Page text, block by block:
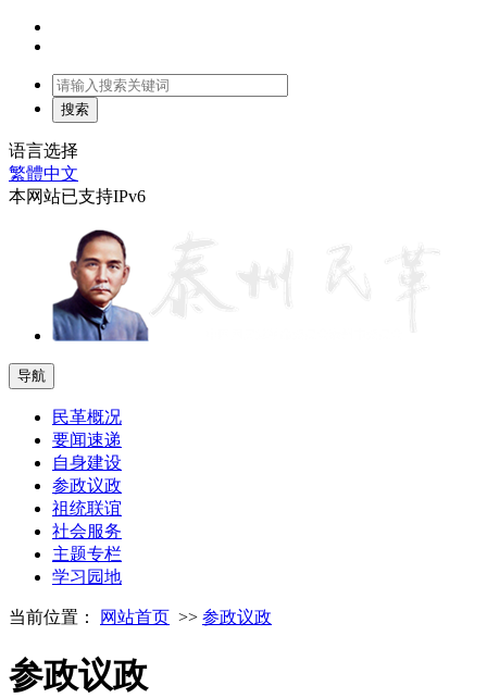
语言选择
繁體中文
本网站已支持IPv6
导航
民革概况
要闻速递
自身建设
参政议政
祖统联谊
社会服务
主题专栏
学习园地
当前位置： 网站首页 >> 参政议政
参政议政